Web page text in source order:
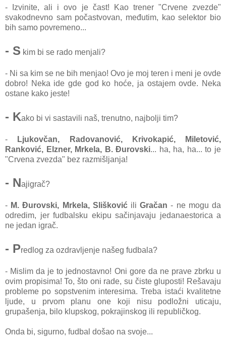
- Izvinite, ali i ovo je čast! Kao trener "Crvene zvezde"
svakodnevno sam počastvovan, međutim, kao selektor bio
bih samo povremeno...
- S kim bi se rado menjali?
- Ni sa kim se ne bih menjao! Ovo je moj teren i meni je ovde
dobro! Neka ide gde god ko hoće, ja ostajem ovde. Neka
ostane kako jeste!
- Kako bi vi sastavili naš, trenutno, najbolji tim?
-
Ljukovčan, Radovanović, Krivokapić, Miletović,
Ranković, Elzner, Mrkela, B. Đurovski... ha, ha, ha... to je
"Crvena zvezda" bez razmišljanja!
- Najigrač?
- M. Đurovski, Mrkela, SliškovićiliGračan - ne mogu da
odredim, jer fudbalsku ekipu sačinjavaju jedanaestorica a
ne jedan igrač.
- Predlog za ozdravljenje našeg fudbala?
- Mislim da je to jednostavno! Oni gore da ne prave zbrku u
ovim propisima! To, što oni rade, su čiste gluposti! Rešavaju
probleme po sopstvenim interesima. Treba istaći kvalitetne
ljude, u prvom planu one koji nisu podložni uticaju,
grupašenja, bilo klupskog, pokrajinskog ili republičkog.
Onda bi, sigurno, fudbal došao na svoje...